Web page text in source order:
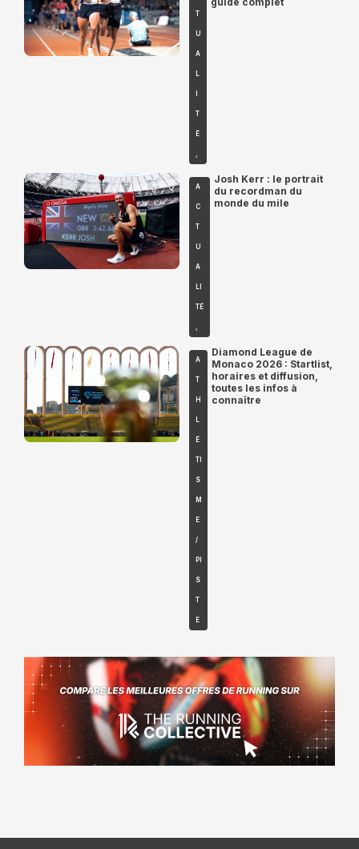
T
U
A
T
É
A
C
T
U
A
TÉ
Josh Kerr : le portrait
du recordman du
monde du mile
A
T
H
É
TI
S
M
E
/
PI
S
T
E
Diamond League de
Monaco 2026 : Startlist,
horaires et diffusion,
toutes les infos à
connaître